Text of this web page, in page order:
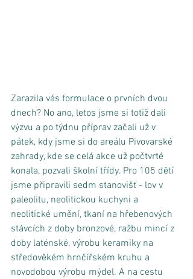
Zarazila vás formulace o prvních dvou
dnech? No ano, letos jsme si totiž dali
výzvu a po týdnu příprav začali už v
pátek, kdy jsme si do areálu Pivovarské
zahrady, kde se celá akce už počtvrté
konala, pozvali školní třídy. Pro 105 dětí
jsme připravili sedm stanovišť - lov v
paleolitu, neolitickou kuchyni a
neolitické umění, tkaní na hřebenových
stávcích z doby bronzové, ražbu mincí z
doby laténské, výrobu keramiky na
středověkém hrnčířském kruhu a
novodobou výrobu mýdel. A na cestu